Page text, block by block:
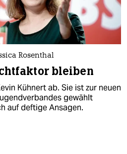
Rosenthal
bleiben
Kühnert ab. Sie ist zur neuen
gewählt
auf deftige Ansagen.